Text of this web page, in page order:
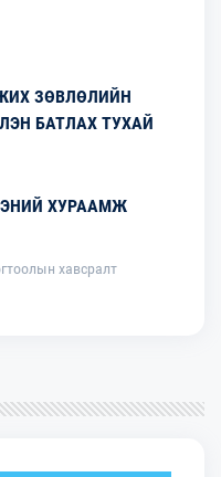
ЗӨВЛӨЛИЙН
БАТЛАХ ТУХАЙ
ХУРААМЖ
хавсралт